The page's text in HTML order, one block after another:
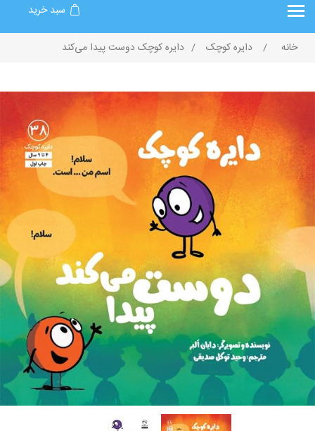
سبد خرید
خانه / دایره کوچک / دایره کوچک دوست پیدا می‌کند